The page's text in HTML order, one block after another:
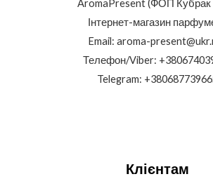
AromaPresent (ФОП
Інтернет-магазин
Email: aroma-
Телефон/Viber:
Telegram:
Клієнтам